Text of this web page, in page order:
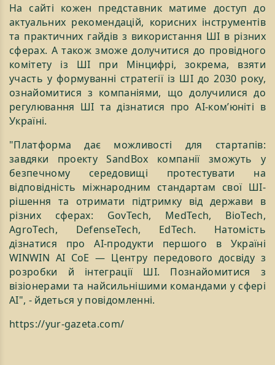
На сайті кожен представник матиме доступ до
актуальних рекомендацій, корисних інструментів
та практичних гайдів з використання ШІ в різних
сферах. А також зможе долучитися до провідного
комітету із ШІ при Мінцифрі, зокрема, взяти
участь у формуванні стратегії із ШІ до 2030 року,
ознайомитися з компаніями, що долучилися до
регулювання ШІ та дізнатися про АІ-комʼюніті в
Україні.
"Платформа дає можливості для стартапів:
завдяки проекту SandBox компанії зможуть у
безпечному середовищі протестувати на
відповідність міжнародним стандартам свої ШІ-
рішення та отримати підтримку від держави в
різних сферах: GovTech, MedTech, BioTech,
AgroTech, DefenseTech, EdTech. Натомість
дізнатися про АІ-продукти першого в Україні
WINWIN AI CoE — Центру передового досвіду з
розробки й інтеграції ШІ. Познайомитися з
візіонерами та найсильнішими командами у сфері
АІ", - йдеться у повідомленні.
https://yur-gazeta.com/